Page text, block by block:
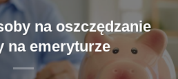
na oszczędzanie
na emeryturze